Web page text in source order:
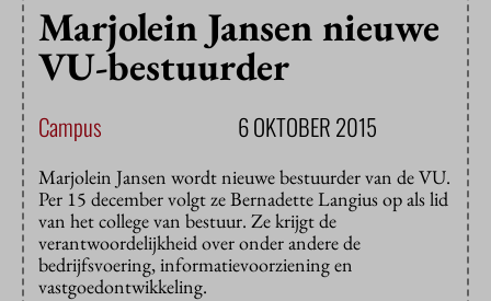
Marjolein Jansen nieuwe
VU-bestuurder
Campus 6 OKTOBER 2015
Marjolein Jansen wordt nieuwe bestuurder van de VU.
Per 15 december volgt ze Bernadette Langius op als lid
van het college van bestuur. Ze krijgt de
verantwoordelijkheid over onder andere de
bedrijfsvoering, informatievoorziening en
vastgoedontwikkeling.